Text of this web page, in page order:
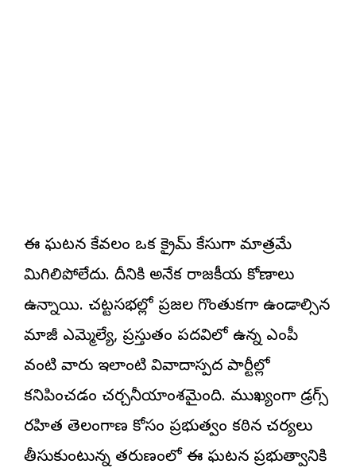
ఈ ఘటన కేవలం ఒక క్రైమ్ కేసుగా మాత్రమే
మిగిలిపోలేదు. దీనికి అనేక రాజకీయ కోణాలు
ఉన్నాయి. చట్టసభల్లో ప్రజల గొంతుకగా ఉండాల్సిన
మాజీ ఎమ్మెల్యే, ప్రస్తుతం పదవిలో ఉన్న ఎంపీ
వంటి వారు ఇలాంటి వివాదాస్పద పార్టీల్లో
కనిపించడం చర్చనీయాంశమైంది. ముఖ్యంగా డ్రగ్స్
రహిత తెలంగాణ కోసం ప్రభుత్వం కఠిన చర్యలు
తీసుకుంటున్న తరుణంలో ఈ ఘటన ప్రభుత్వానికి